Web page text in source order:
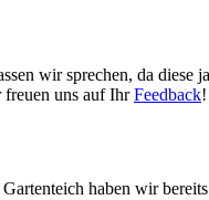
wir sprechen, da diese
freuen uns auf IhrFeedback!
haben wir